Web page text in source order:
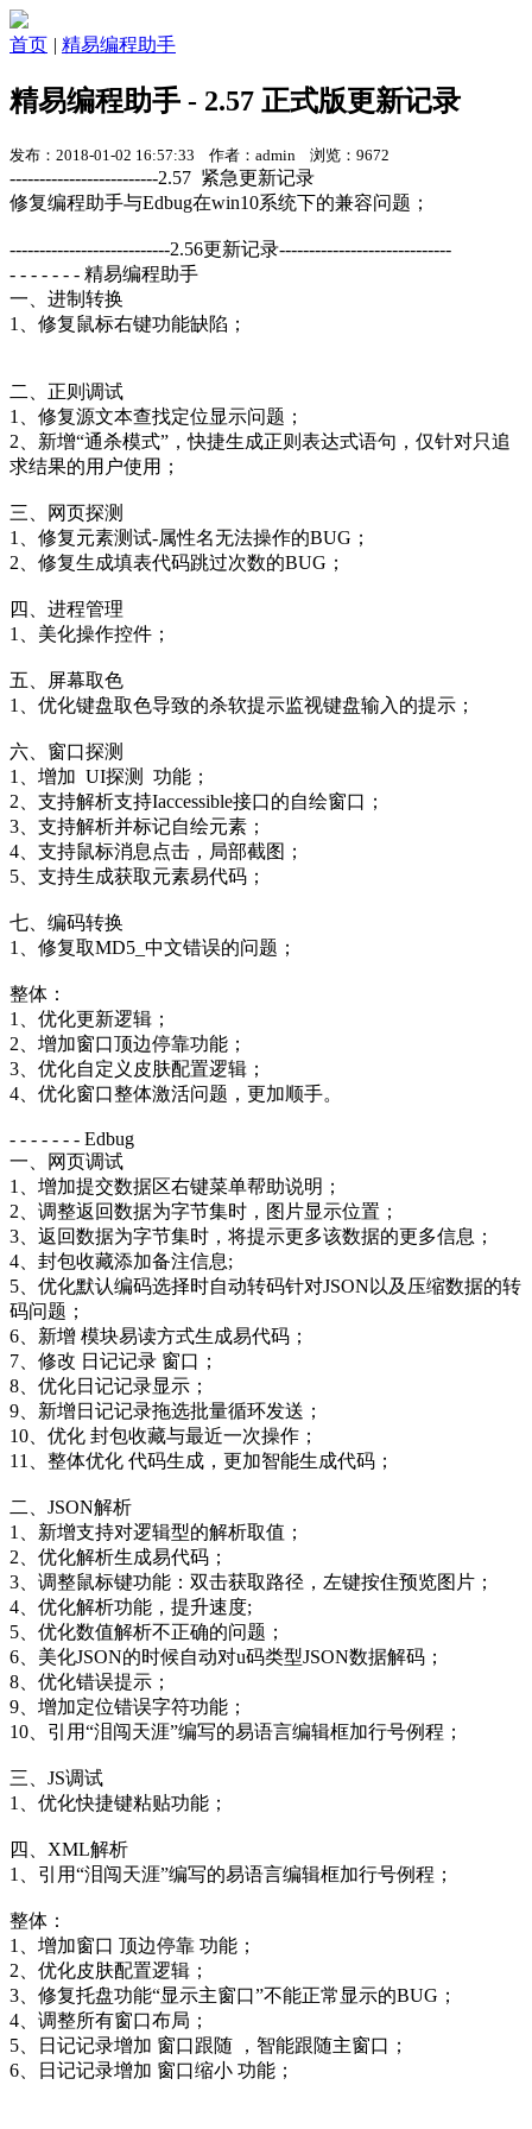
首页 | 精易编程助手
精易编程助手 - 2.57 正式版更新记录
发布：2018-01-02 16:57:33 作者：admin 浏览：9672
-------------------------2.57 紧急更新记录
修复编程助手与Edbug在win10系统下的兼容问题；
---------------------------2.56更新记录-----------------------------
- - - - - - - 精易编程助手
一、进制转换
1、修复鼠标右键功能缺陷；
二、正则调试
1、修复源文本查找定位显示问题；
2、新增“通杀模式”，快捷生成正则表达式语句，仅针对只追
求结果的用户使用；
三、网页探测
1、修复元素测试-属性名无法操作的BUG；
2、修复生成填表代码跳过次数的BUG；
四、进程管理
1、美化操作控件；
五、屏幕取色
1、优化键盘取色导致的杀软提示监视键盘输入的提示；
六、窗口探测
1、增加 UI探测 功能；
2、支持解析支持Iaccessible接口的自绘窗口；
3、支持解析并标记自绘元素；
4、支持鼠标消息点击，局部截图；
5、支持生成获取元素易代码；
七、编码转换
1、修复取MD5_中文错误的问题；
整体：
1、优化更新逻辑；
2、增加窗口顶边停靠功能；
3、优化自定义皮肤配置逻辑；
4、优化窗口整体激活问题，更加顺手。
- - - - - - - Edbug
一、网页调试
1、增加提交数据区右键菜单帮助说明；
2、调整返回数据为字节集时，图片显示位置；
3、返回数据为字节集时，将提示更多该数据的更多信息；
4、封包收藏添加备注信息;
5、优化默认编码选择时自动转码针对JSON以及压缩数据的转
码问题；
6、新增 模块易读方式生成易代码；
7、修改 日记记录 窗口；
8、优化日记记录显示；
9、新增日记记录拖选批量循环发送；
10、优化 封包收藏与最近一次操作；
11、整体优化 代码生成，更加智能生成代码；
二、JSON解析
1、新增支持对逻辑型的解析取值；
2、优化解析生成易代码；
3、调整鼠标键功能：双击获取路径，左键按住预览图片；
4、优化解析功能，提升速度;
5、优化数值解析不正确的问题；
6、美化JSON的时候自动对u码类型JSON数据解码；
8、优化错误提示；
9、增加定位错误字符功能；
10、引用“泪闯天涯”编写的易语言编辑框加行号例程；
三、JS调试
1、优化快捷键粘贴功能；
四、XML解析
1、引用“泪闯天涯”编写的易语言编辑框加行号例程；
整体：
1、增加窗口 顶边停靠 功能；
2、优化皮肤配置逻辑；
3、修复托盘功能“显示主窗口”不能正常显示的BUG；
4、调整所有窗口布局；
5、日记记录增加 窗口跟随 ，智能跟随主窗口；
6、日记记录增加 窗口缩小 功能；